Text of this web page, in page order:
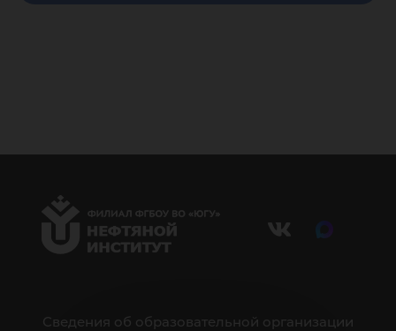
Сведения об образовательной организации